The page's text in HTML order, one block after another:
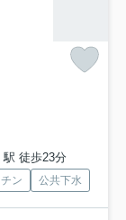
駅 徒歩23分
ン 公共下水